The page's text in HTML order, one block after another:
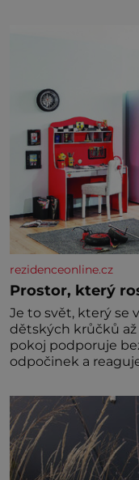
rezidenceonline.cz
Prostor, který
Je to svět, který se
dětských krůčků až
pokoj podporuje
odpočinek a
jednoduchost,
miminka měl
Předškolní věk je